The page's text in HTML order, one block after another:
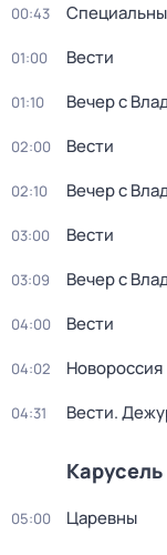
00:43
01:00 Вести
01:10 Вечер с
02:00 Вести
02:10 Вечер с
03:00 Вести
03:09 Вечер с
04:00 Вести
04:02 Новороссия
04:31 Вести.
Карусель
05:00 Царевны